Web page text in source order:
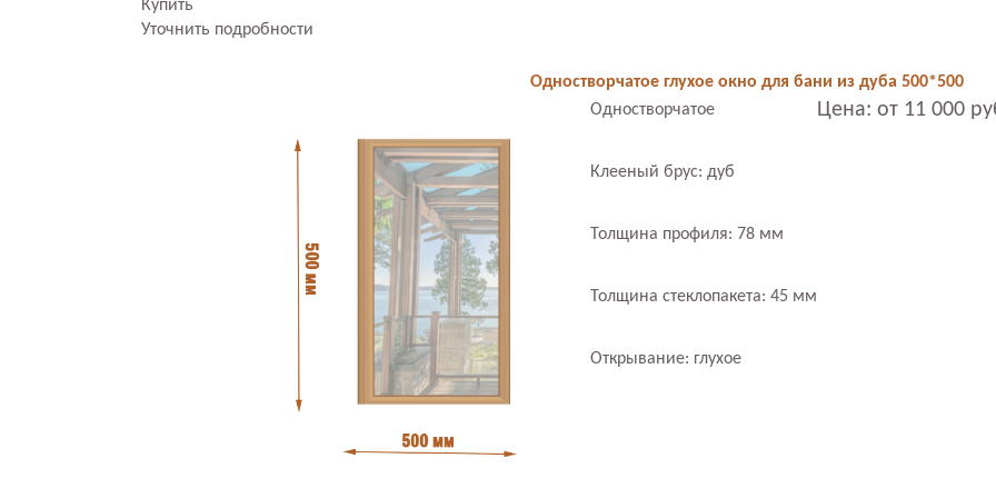
Купить
Уточнить подробности
Одностворчатое глухое окно для бани из дуба 500*500
Одностворчатое
Клееный брус: дуб
Толщина профиля: 78 мм
Толщина стеклопакета: 45 мм
Открывание: глухое
Цена: от 11 000